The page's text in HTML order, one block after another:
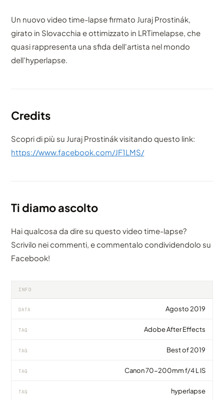
Un nuovo video time-lapse firmato Juraj Prostinák,
girato in Slovacchia e ottimizzato in LRTimelapse, che
quasi rappresenta una sfida dell'artista nel mondo
dell'hyperlapse.
Credits
Scopri di più su Juraj Prostinák visitando questo link:
https://www.facebook.com/JF1LMS/
Ti diamo ascolto
Hai qualcosa da dire su questo video time-lapse?
Scrivilo nei commenti, e commentalo condividendolo su
Facebook!
INFO
DATA Agosto 2019
TAG Adobe After Effects
TAG Best of 2019
TAG Canon 70-200mm f/4 L IS
TAG hyperlapse